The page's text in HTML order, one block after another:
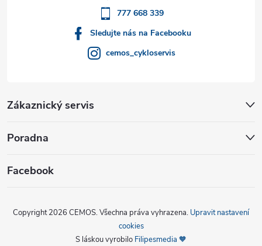
777 668 339
Sledujte nás na Facebooku
cemos_cykloservis
Zákaznický servis
Poradna
Facebook
Copyright 2026 CEMOS. Všechna práva vyhrazena. Upravit nastavení
cookies
S láskou vyrobilo Filipesmedia 🧡